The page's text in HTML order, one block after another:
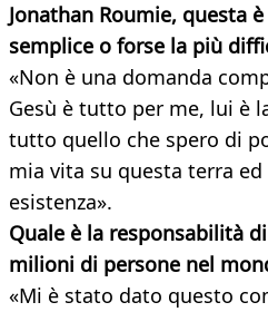
Jonathan Roumie, questa
semplice o forse la più
«Non è una domanda
Gesù è tutto per me, lui è
tutto quello che spero di
mia vita su questa terra
esistenza».
Quale è la responsabilità
milioni di persone nel
«Mi è stato dato questo